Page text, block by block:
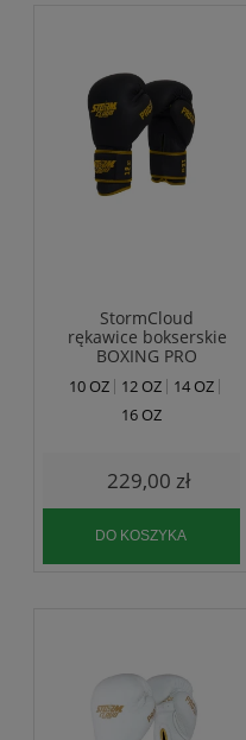
StormCloud
rękawice bokserskie
BOXING PRO
czarne/złote
10 OZ 12 OZ
14 OZ
16 OZ
229,00 zł
DO KOSZYKA